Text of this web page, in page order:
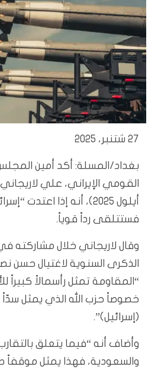
27 شتنبر، 2025
بغداد/المسلة: أكد أمين
أيلول 2025)، أنه إذا اعتدت
فستتلقى رداً قوياً.
وقال لاريجاني خلال مشاركته
الذكرى السنوية لاغتيال حسن
“المقاومة تمثل رأسمالاً كبيراً
خصوصاً حزب الله الذي يمثل سدّاً
(إسرائيل)”.
وأضاف أنه “فيما يتعلق
والسعودية، فهذا يمثل